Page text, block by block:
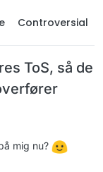
Controversial
ToS, så de
mig nu?